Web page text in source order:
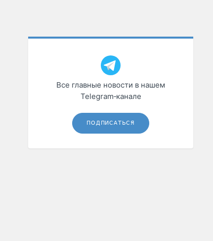
Все главные новости в нашем
Telegram‑канале
ПОДПИСАТЬСЯ